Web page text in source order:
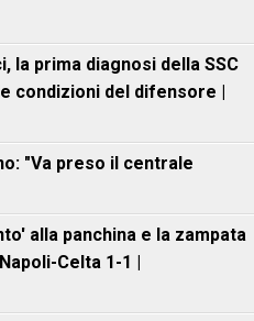
la prima diagnosi della SSC
condizioni del difensore |
"Va preso il centrale
alla panchina e la zampata
Celta 1-1 |